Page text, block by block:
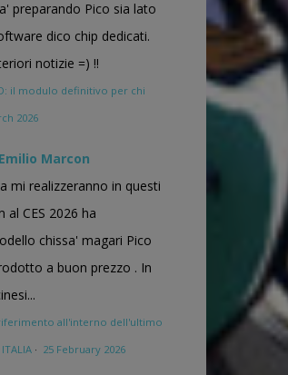
preparando Pico sia lato
dico chip dedicati.
notizie =) !!
il modulo definitivo per chi
2026
Marcon
mi realizzeranno in questi
al CES 2026 ha
chissa' magari Pico
a buon prezzo . In
all'interno dell'ultimo
· 25 February 2026